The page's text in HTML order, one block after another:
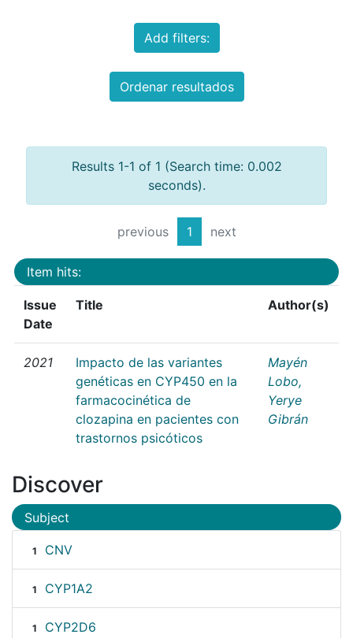
Add filters:
Ordenar resultados
Results 1-1 of 1 (Search time: 0.002
seconds).
previous 1 next
Item hits:
Issue
Date
Title Author(s)
2021
Impacto de las variantes
genéticas en CYP450 en la
farmacocinética de
clozapina en pacientes con
trastornos psicóticos
Mayén
Lobo,
Yerye
Gibrán
Discover
Subject
1 CNV
1 CYP1A2
1 CYP2D6